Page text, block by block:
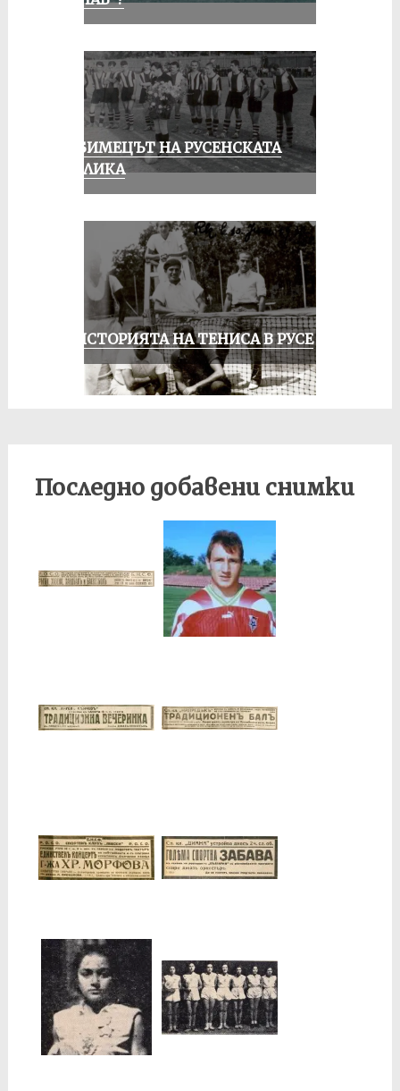
ЛЮБИМЕЦЪТ НА РУСЕНСКАТА
ПУБЛИКА
ЗА ИСТОРИЯТА НА ТЕНИСА В РУСЕ
Последно добавени снимки